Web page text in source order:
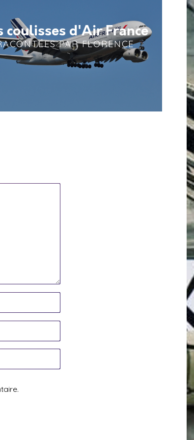
coulisses d'Air France
PAR FLORENCE